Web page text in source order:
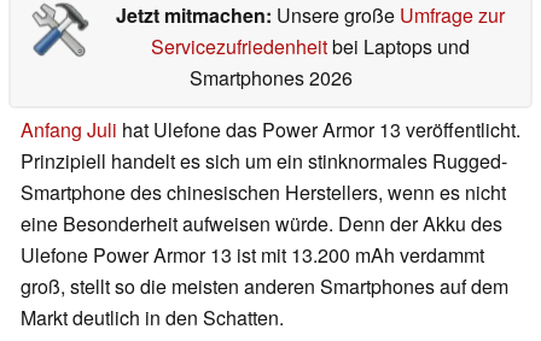
Jetzt mitmachen: Unsere große Umfrage zur
Servicezufriedenheitbei Laptops und
Smartphones 2026
Anfang Juli hat Ulefone das Power Armor 13 veröffentlicht.
Prinzipiell handelt es sich um ein stinknormales Rugged-
Smartphone des chinesischen Herstellers, wenn es nicht
eine Besonderheit aufweisen würde. Denn der Akku des
Ulefone Power Armor 13 ist mit 13.200 mAh verdammt
groß, stellt so die meisten anderen Smartphones auf dem
Markt deutlich in den Schatten.